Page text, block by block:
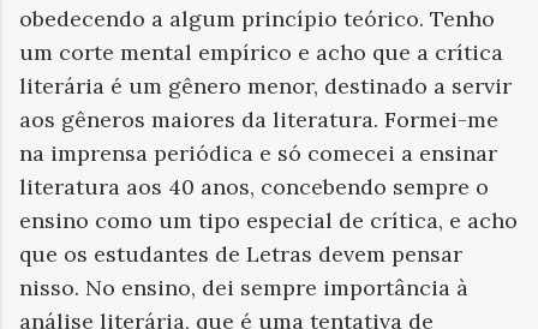
obedecendo a algum princípio teórico. Tenho
um corte mental empírico e acho que a crítica
literária é um gênero menor, destinado a servir
aos gêneros maiores da literatura. Formei-me
na imprensa periódica e só comecei a ensinar
literatura aos 40 anos, concebendo sempre o
ensino como um tipo especial de crítica, e acho
que os estudantes de Letras devem pensar
nisso. No ensino, dei sempre importância à
análise literária, que é uma tentativa de